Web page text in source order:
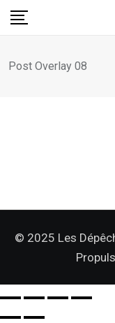
Post Overlay 08
© 2025 Les